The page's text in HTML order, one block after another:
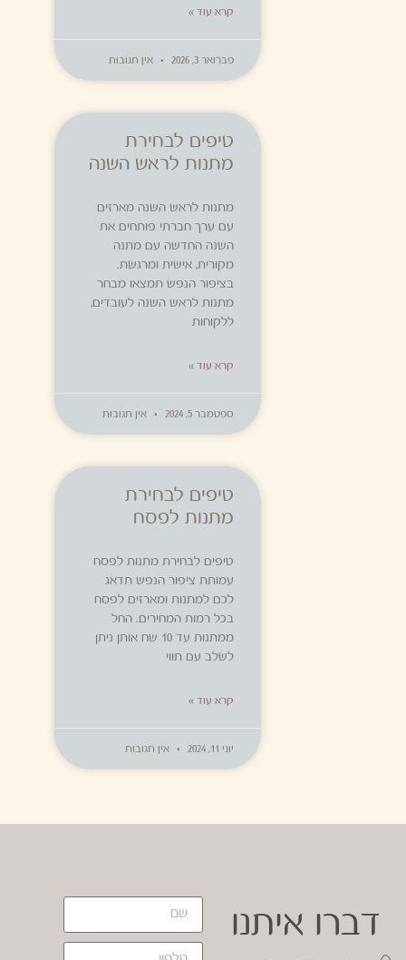
קרא עוד »
פברואר 3, 2026 אין תגובות
טיפים לבחירת
מתנות לראש השנה
מתנות לראש השנה מארזים
עם ערך חברתי פותחים את
השנה החדשה עם מתנה
מקורית, אישית ומרגשת.
בציפור הנפש תמצאו מבחר
מתנות לראש השנה לעובדים,
ללקוחות
קרא עוד »
ספטמבר 5, 2024 אין תגובות
טיפים לבחירת
מתנות לפסח
טיפים לבחירת מתנות לפסח
עמותת ציפור הנפש תדאג
לכם למתנות ומארזים לפסח
בכל רמות המחירים. החל
ממתנות עד 10 שח אותן ניתן
לשלב עם תווי
קרא עוד »
יוני 11, 2024 אין תגובות
דברו איתנו